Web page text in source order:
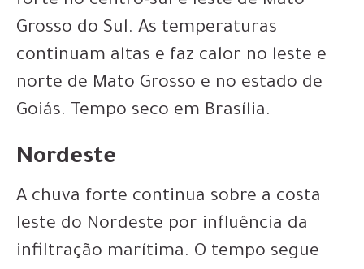
Grosso do Sul. As temperaturas
continuam altas e faz calor no leste e
norte de Mato Grosso e no estado de
Goiás. Tempo seco em Brasília.
Nordeste
A chuva forte continua sobre a costa
leste do Nordeste por influência da
infiltração marítima. O tempo segue